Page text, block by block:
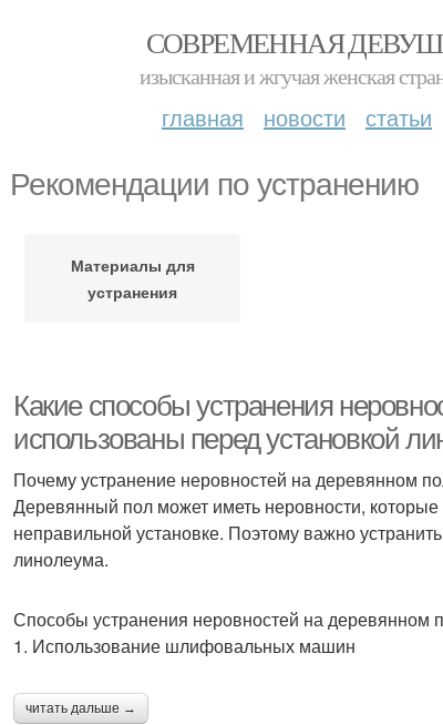
СОВРЕМЕННАЯ
изысканная и жгучая женская
главная новости статьи
Рекомендации по устранению
Материалы для
устранения
Какие способы устранения
использованы перед установкой
Почему устранение неровностей на деревянном
Деревянный пол может иметь неровности,
неправильной установке. Поэтому важно
линолеума.
Способы устранения неровностей на деревянном
1. Использование шлифовальных машин
читать дальше →